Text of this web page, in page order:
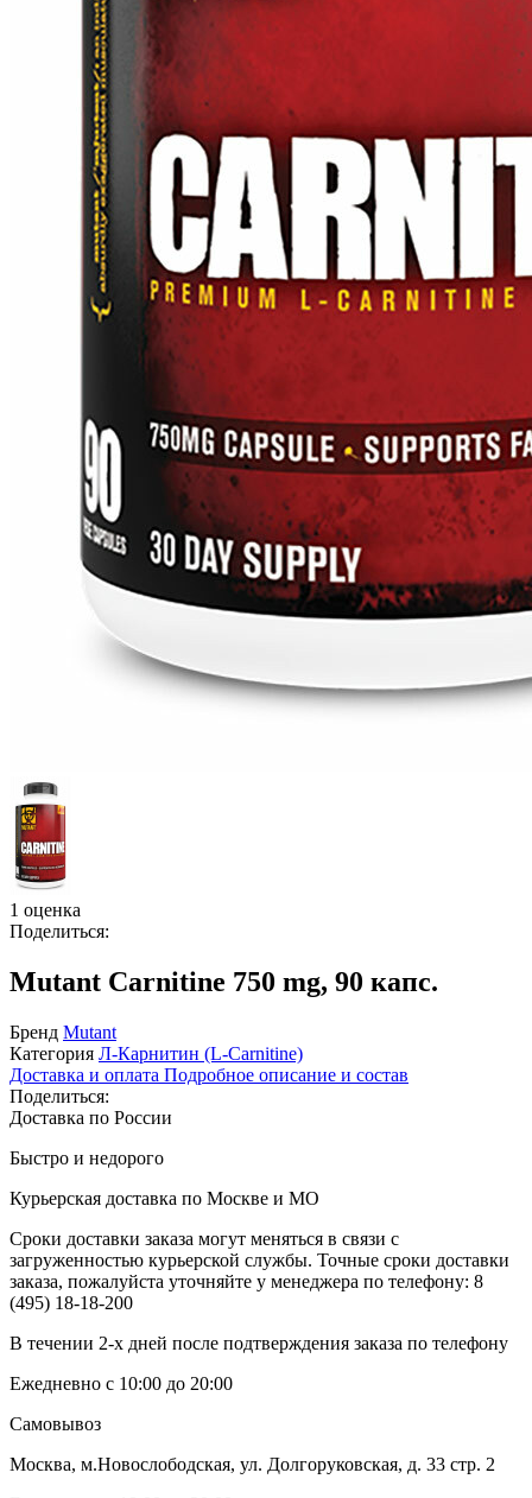
1 оценка
Поделиться:
Mutant Carnitine 750 mg, 90 капс.
Бренд Mutant
Категория Л-Карнитин (L-Сarnitine)
Доставка и оплата Подробное описание и состав
Поделиться:
Доставка по России
Быстро и недорого
Курьерская доставка по Москве и МО
Сроки доставки заказа могут меняться в связи с
загруженностью курьерской службы. Точные сроки доставки
заказа, пожалуйста уточняйте у менеджера по телефону: 8
(495) 18-18-200
В течении 2-х дней после подтверждения заказа по телефону
Ежедневно с 10:00 до 20:00
Самовывоз
Москва, м.Новослободская, ул. Долгоруковская, д. 33 стр. 2